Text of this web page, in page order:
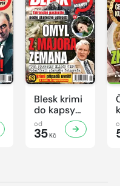
Blesk krimi
do kapsy
č.5/2026
od
35Kč